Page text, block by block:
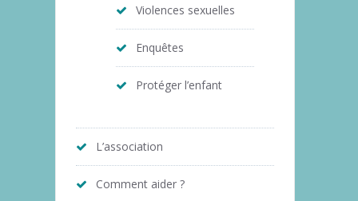
Violences sexuelles
Enquêtes
Protéger l’enfant
L’association
Comment aider ?